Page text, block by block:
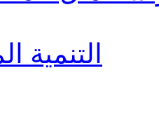
التنمية